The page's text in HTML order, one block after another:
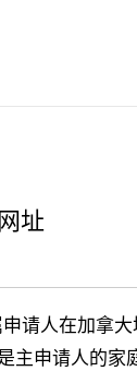
址
请人在加拿大
主申请人的家